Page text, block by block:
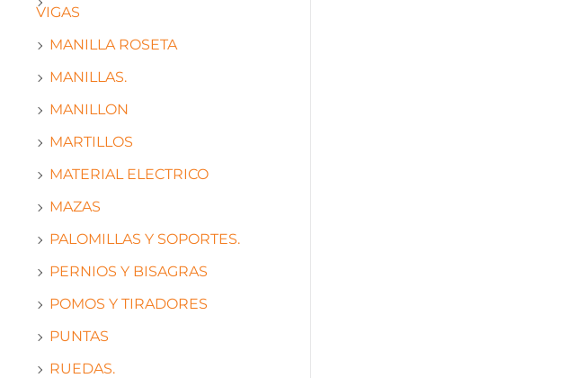
VIGAS
MANILLA ROSETA
MANILLAS.
MANILLON
MARTILLOS
MATERIAL ELECTRICO
MAZAS
PALOMILLAS Y SOPORTES.
PERNIOS Y BISAGRAS
POMOS Y TIRADORES
PUNTAS
RUEDAS.